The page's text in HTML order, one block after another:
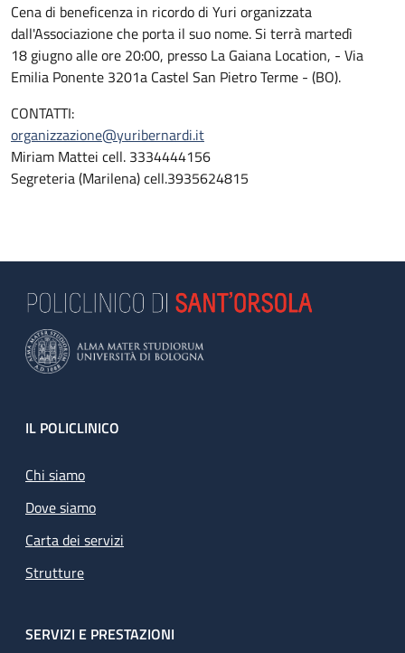
Cena di beneficenza in ricordo di Yuri organizzata
dall'Associazione che porta il suo nome. Si terrà martedì
18 giugno alle ore 20:00, presso La Gaiana Location, - Via
Emilia Ponente 3201a Castel San Pietro Terme - (BO).
CONTATTI:
organizzazione@yuribernardi.it
Miriam Mattei cell. 3334444156
Segreteria (Marilena) cell.3935624815
Footer
IL POLICLINICO
Chi siamo
Dove siamo
Carta dei servizi
Strutture
SERVIZI E PRESTAZIONI